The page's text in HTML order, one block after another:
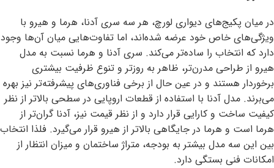
در میان پکیج‌های دیواری لورچ، هر سه سری آدنا، هرما و هیرو با
ویژگی‌های خاص خود عرضه شده‌اند، اما تفاوت‌هایی میان آن‌ها وجود
دارد که انتخاب را ساده‌تر می‌کند. سری آدنا و هرما نسبت به مدل
هیرو از طراحی مدرن‌تر، ظاهر به‌ روزتر و تنوع ظرفیت بیشتری
برخوردار هستند و در عین حال از برخی فناوری‌های پیشرفته‌تر نیز بهره
می‌برند. مدل آدنا با استفاده از قطعات اروپایی در سطحی بالاتر از نظر
کیفیت ساخت و کارایی قرار دارد و از نظر قیمت نیز، آدنا گران‌تر از
هرما است و هرما در جایگاهی بالاتر از هیرو قرار می‌گیرد. فلذا انتخاب
بین این سه مدل بیشتر به بودجه، متراژ ساختمان و میزان انتظار از
امکانات فنی بستگی دارد.